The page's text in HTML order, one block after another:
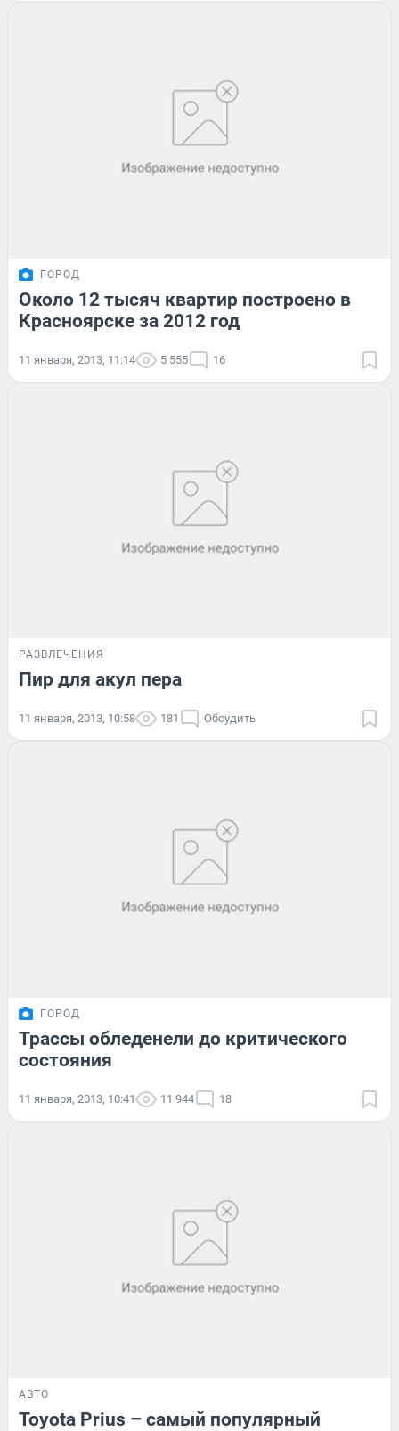
ГОРОД
Около 12 тысяч квартир построено в
Красноярске за 2012 год
11 января, 2013, 11:14 5 555 16
РАЗВЛЕЧЕНИЯ
Пир для акул пера
11 января, 2013, 10:58 181 Обсудить
ГОРОД
Трассы обледенели до критического
состояния
11 января, 2013, 10:41 11 944 18
АВТО
Toyota Prius – самый популярный